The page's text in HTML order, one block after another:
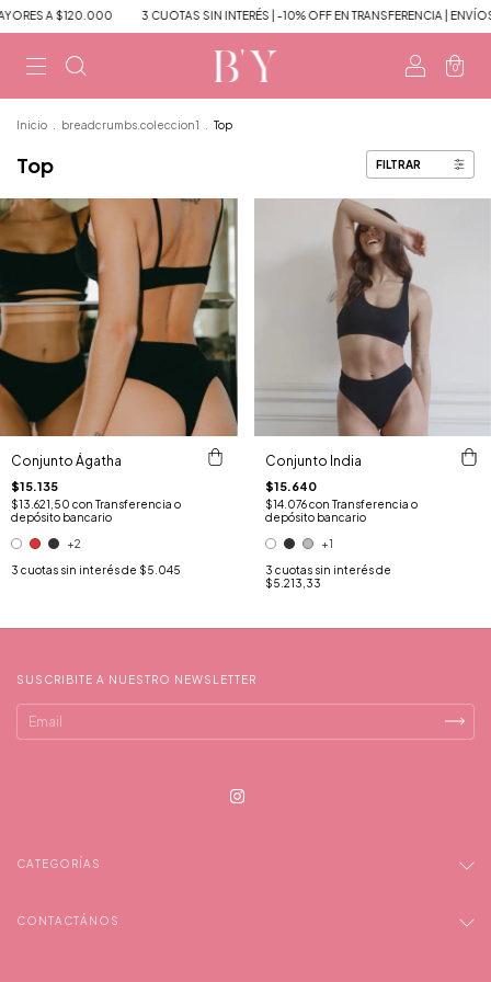
A $120.000 3 CUOTAS SIN INTERÉS | -10% OFF EN TRANSFERENCIA |
0
Inicio breadcrumbs.coleccion1 Top
Top FILTRAR
Conjunto Ágatha
$15.135
$13.621,50 con Transferencia o
depósito bancario
+2
3 cuotas sin interés de $5.045
Conjunto India
$15.640
$14.076con Transferencia o
depósito bancario
+1
3 cuotas sin interés de
$5.213,33
SUSCRIBITE A NUESTRO NEWSLETTER
CATEGORÍAS
CONTACTÁNOS